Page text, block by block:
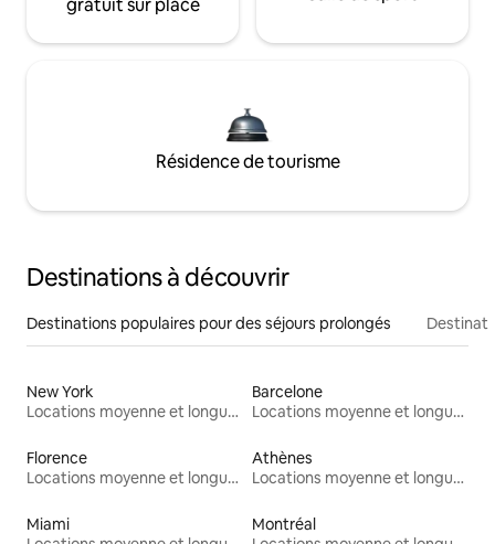
gratuit sur place
Résidence de tourisme
Destinations à découvrir
Destinations populaires pour des séjours prolongés
New York
Locations moyenne et longue durée
Barcelone
Locations moyenne et longue durée
Florence
Locations moyenne et longue durée
Athènes
Locations moyenne et longue durée
Miami
Montréal